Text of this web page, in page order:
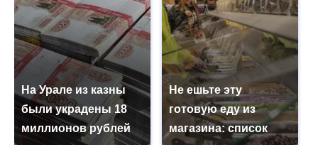
На Урале из казны
были украдены 18
миллионов рублей
Не ешьте эту
готовую еду из
магазина: список